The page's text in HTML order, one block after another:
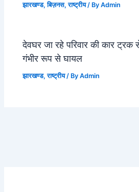
झारखण्ड,बिज़नस,राष्ट्रीय/ ByAdmin
देवघर जा रहे परिवार की कार ट्रक
गंभीर रूप से घायल
झारखण्ड,राष्ट्रीय/ ByAdmin